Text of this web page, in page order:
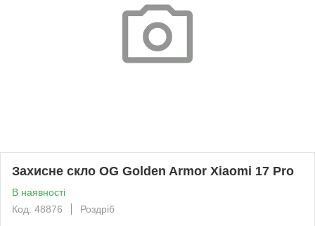
Захисне скло OG Golden Armor Xiaomi 17 Pro
В наявності
Код: 48876
Роздріб